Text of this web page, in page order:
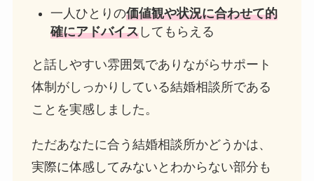
一人ひとりの価値観や状況に合わせて的
確にアドバイスしてもらえる
と話しやすい雰囲気でありながらサポート
体制がしっかりしている結婚相談所である
ことを実感しました。
ただあなたに合う結婚相談所かどうかは、
実際に体感してみないとわからない部分も